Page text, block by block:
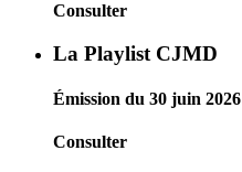
Consulter
La Playlist CJMD
Émission du 30 juin 2026
Consulter